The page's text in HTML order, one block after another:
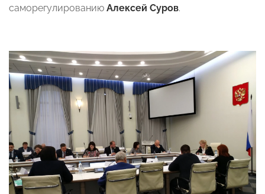
саморегулированию Алексей Суров.